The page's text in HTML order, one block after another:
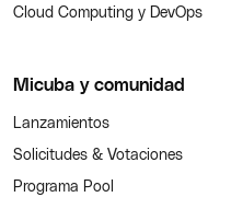
Cloud Computing y DevOps
Micuba y comunidad
Lanzamientos
Solicitudes & Votaciones
Programa Pool